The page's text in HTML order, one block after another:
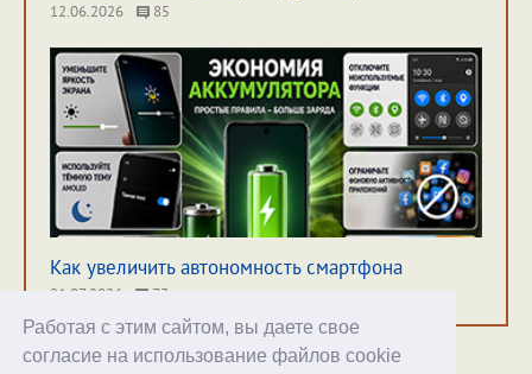
Работая с этим сайтом, вы даете свое
согласие на использование файлов cookie
12.06.2026 85
Как увеличить автономность смартфона
21.07.2026 73